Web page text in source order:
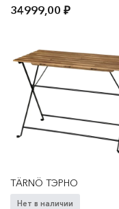
34999,00₽
TÄRNÖ ТЭРНО
Нет в наличии